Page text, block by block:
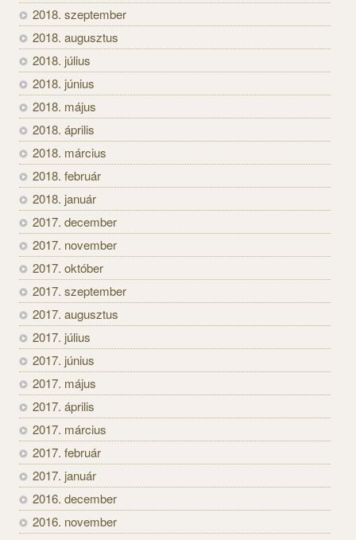
2018. szeptember
2018. augusztus
2018. július
2018. június
2018. május
2018. április
2018. március
2018. február
2018. január
2017. december
2017. november
2017. október
2017. szeptember
2017. augusztus
2017. július
2017. június
2017. május
2017. április
2017. március
2017. február
2017. január
2016. december
2016. november